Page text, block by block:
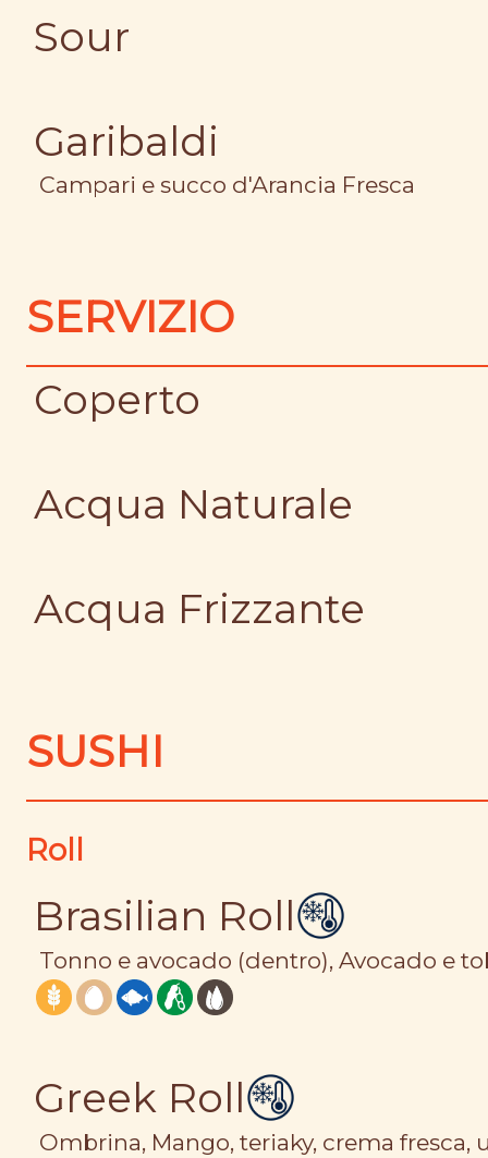
Sour
Garibaldi
Campari e succo d'Arancia Fresca
SERVIZIO
Coperto
Acqua Naturale
Acqua Frizzante
SUSHI
Roll
Brasilian Roll
Tonno e avocado (dentro), Avocado e
Greek Roll
Ombrina, Mango, teriaky, crema fresca,